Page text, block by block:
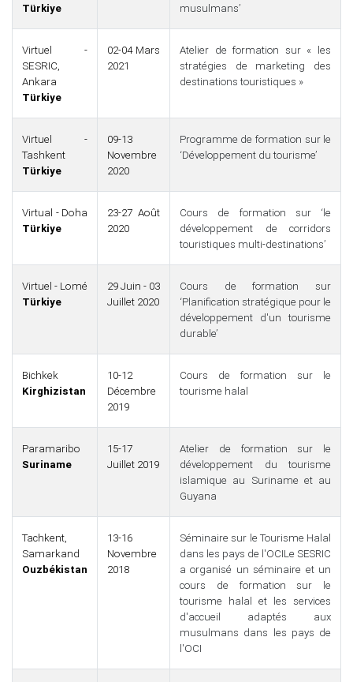
Türkiye
musulmans’
Virtuel -
SESRIC,
Ankara
Türkiye
02-04 Mars
2021
Atelier de formation sur « les
stratégies de marketing des
destinations touristiques »
Virtuel -
Tashkent
Türkiye
09-13
Novembre
2020
Programme de formation sur le
‘Développement du tourisme’
Virtual - Doha
Türkiye
23-27 Août
2020
Cours de formation sur ‘le
développement de corridors
touristiques multi-destinations’
Virtuel - Lomé
Türkiye
29 Juin - 03
Juillet 2020
Cours de formation sur
‘Planification stratégique pour le
développement d'un tourisme
durable’
Bichkek
Kirghizistan
10-12
Décembre
2019
Cours de formation sur le
tourisme halal
Paramaribo
Suriname
15-17
Juillet 2019
Atelier de formation sur le
développement du tourisme
islamique au Suriname et au
Guyana
Tachkent,
Samarkand
Ouzbékistan
13-16
Novembre
2018
Séminaire sur le Tourisme Halal
dans les pays de l'OCILe SESRIC
a organisé un séminaire et un
cours de formation sur le
tourisme halal et les services
d'accueil adaptés aux
musulmans dans les pays de
l'OCI